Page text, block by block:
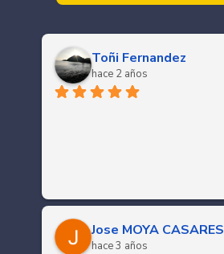
Toñi Fernandez
hace 2 años
Jose MOYA CASARES
hace 3 años